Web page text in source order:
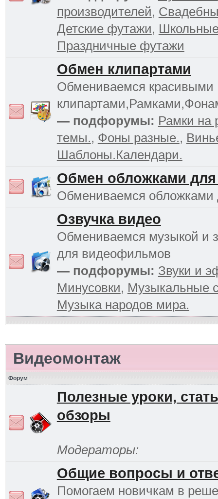
производителей,
Детские футажи,
Праздничные футажи
Обмен клипартами
Обмениваемся красивыми
— подфорумы: Рамки на
темы., Фоны разные.,
Шаблоны.Календари.
Обмен обложками для
Обмениваемся обложками
Озвучка видео
Обмениваемся музыкой и
для видеофильмов
— подфорумы: Звуки и
Минусовки, Музыкальные
Музыка народов мира.
Видеомонтаж
Форум
Полезные уроки,
обзоры
Модераторы:
Общие вопросы и
Помогаем новичкам в